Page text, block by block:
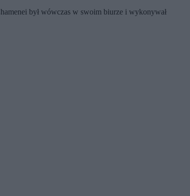
był wówczas w swoim biurze i wykonywał